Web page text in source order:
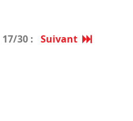
17/30 : Suivant